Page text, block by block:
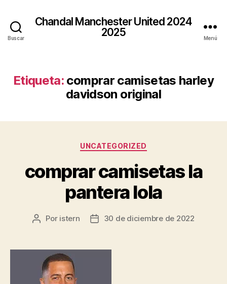
Buscar
Chandal Manchester United 2024
2025
Menú
Etiqueta: comprar camisetas harley
davidson original
Categorías
UNCATEGORIZED
comprar camisetas la
pantera lola
Autor
entrada
Por istern
Fecha
entrada
30 de diciembre de 2022